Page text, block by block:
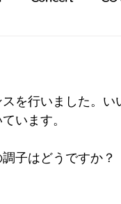
を行いました。
います。
子はどうですか？